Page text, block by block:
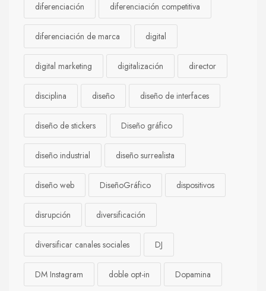
diferenciación diferenciación competitiva
diferenciación de marca digital
digital marketing digitalización director
disciplina diseño diseño de interfaces
diseño de stickers Diseño gráfico
diseño industrial diseño surrealista
diseño web DiseñoGráfico dispositivos
disrupción diversificación
diversificar canales sociales DJ
DM Instagram doble opt-in Dopamina